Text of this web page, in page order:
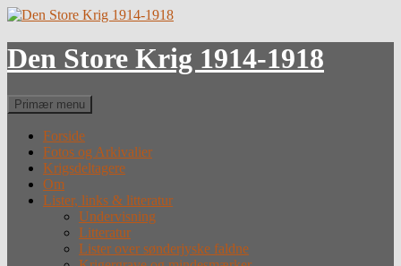
Hop
indhold
Den Store Krig 1914-1918
Søg
Primær menu
Forside
Fotos og Arkivalier
Krigsdeltagere
Om
Lister, links & litteratur
Undervisning
Litteratur
Lister over sønderjyske faldne